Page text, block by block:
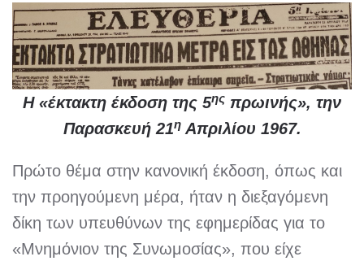
Η «έκτακτη έκδοση της 5ης πρωινής», την
Παρασκευή 21ηΑπριλίου 1967.
Πρώτο θέμα στην κανονική έκδοση, όπως και
την προηγούμενη μέρα, ήταν η διεξαγόμενη
δίκη των υπευθύνων της εφημερίδας για το
«Μνημόνιον της Συνωμοσίας», που είχε